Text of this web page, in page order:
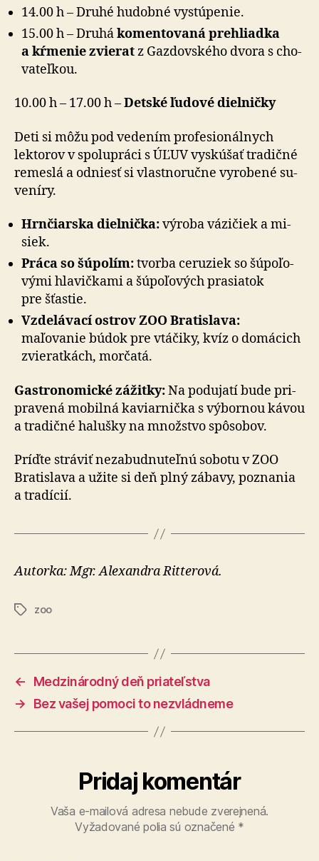
14.00 h – Druhé hudobné vystúpenie.
15.00 h – Druhákomentovaná prehliadka
a kŕmenie zvieratz Gaz­dov­ského dvora s cho­
va­teľ­kou.
10.00 h – 17.00 h –Detské ľudové dielničky
Deti si môžu pod vedením profesionálnych
lektorov v spo­lu­prá­ci s ÚĽUV vyskú­šať tra­dičné
re­meslá a odniesť si vlastno­ručne vy­ro­be­né su­
ve­ní­ry.
Hrnčiarska dielnička:výroba vázičiek a mi­
siek.
Práca so šúpolím:tvorba ceruziek so šú­po­ľo­
vý­mi hla­vič­kami a šú­po­ľo­vých pra­sia­tok
pre šťastie.
Vzdelávací ostrov ZOO Bratislava:
maľovanie búdok pre vtá­či­ky, kvíz o do­má­cich
zvie­rat­kách, mor­ča­tá.
Gastronomické zážitky:Na podujatí bude pri­
pra­ve­ná mobilná ka­viar­nička s vý­bor­nou kávou
a tra­dičné halušky na množstvo spô­so­bov.
Príďte stráviť nezabudnuteľnú sobotu v ZOO
Bra­tislava a užite si deň plný zábavy, pozna­nia
a tra­díc­ií.
Autorka: Mgr. Alexandra Ritterová.
Značky
zoo
←
Medzinárodný deň priateľstva
→
Bez vašej pomoci to nezvládneme
Pridaj komentár
Vaša e-mailová adresa nebude zverejnená.
Vyžadované polia sú označené *